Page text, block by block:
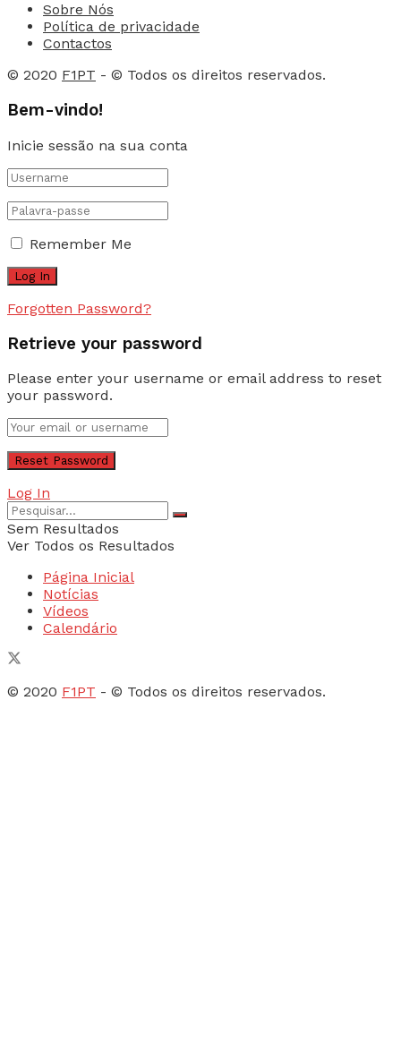
Sobre Nós
Política de privacidade
Contactos
© 2020 F1PT - © Todos os direitos reservados.
Bem-vindo!
Inicie sessão na sua conta
Remember Me
Forgotten Password?
Retrieve your password
Please enter your username or email address to reset
your password.
Log In
Sem Resultados
Ver Todos os Resultados
Página Inicial
Notícias
Vídeos
Calendário
© 2020 F1PT - © Todos os direitos reservados.